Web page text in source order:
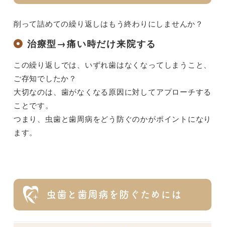
削って詰めての繰り返しはもう終わりにしませんか？
治療型→痛い時だけ来院する
この繰り返しでは、いずれ歯はなくなってしまうこと、
ご存知でしたか？
大切なのは、歯がなくなる原因に対してアプローチする
ことです。
つまり、虫歯と歯周病をどう防ぐのかがポイントになり
ます。
虫歯と歯周病を防ぐためには